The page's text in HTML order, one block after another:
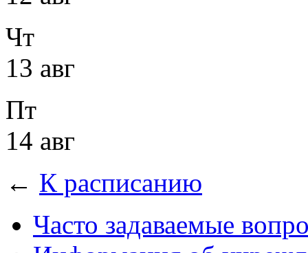
Чт
13 авг
Пт
14 авг
← К расписанию
Часто задаваемые